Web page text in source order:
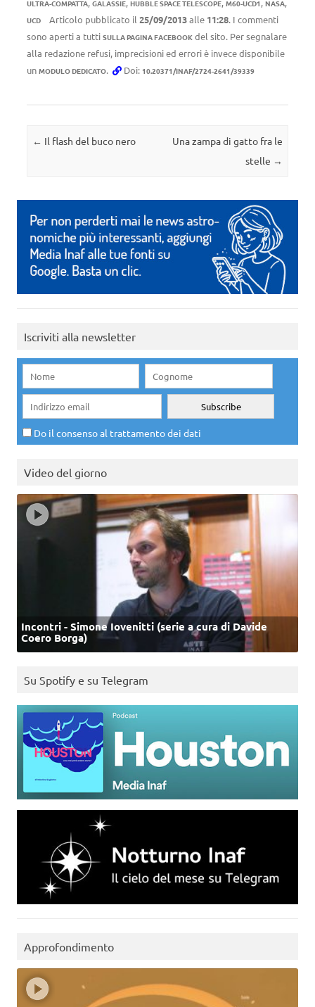
ULTRA-COMPATTA GALASSIE HUBBLE SPACE TELESCOPE M60-UCD1 NASA
UCD Articolo pubblicato il 25/09/2013alle 11:28. I commenti
sono aperti a tutti SULLA PAGINA FACEBOOK del sito. Per segnalare
alla redazione refusi, imprecisioni ed errori è invece disponibile
un MODULO DEDICATO. Doi: 10.20371/INAF/2724-2641/39339
Navigazione articolo
← Il flash del buco nero
Una zampa di gatto fra le
stelle →
Iscriviti alla newsletter
Do il consenso al trattamento dei dati
Video del giorno
Incontri - Simone Iovenitti (serie a cura di Davide
Coero Borga)
Su Spotify e su Telegram
Approfondimento